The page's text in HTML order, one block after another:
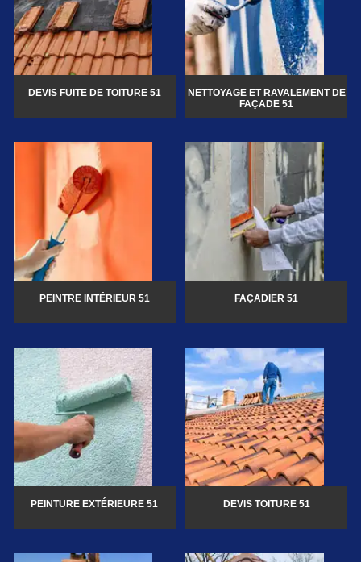
DEVIS FUITE DE TOITURE 51
NETTOYAGE ET RAVALEMENT DE
FAÇADE 51
PEINTRE INTÉRIEUR 51 FAÇADIER 51
PEINTURE EXTÉRIEURE 51 DEVIS TOITURE 51